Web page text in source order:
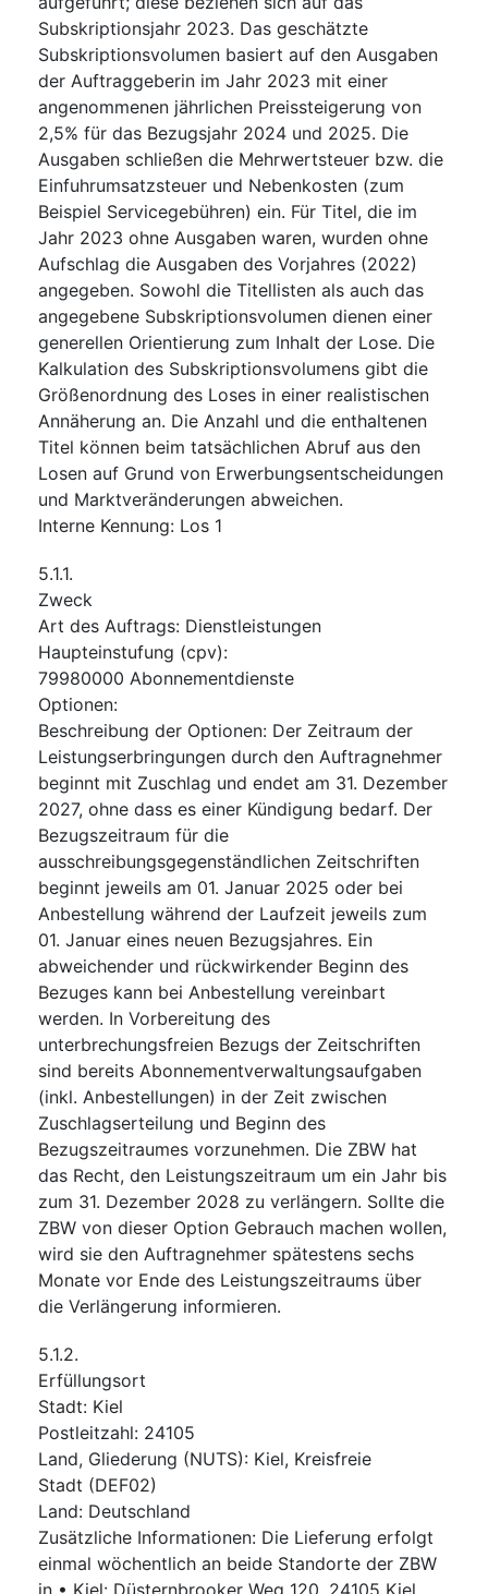
Subskriptionsjahr 2023. Das geschätzte
Subskriptionsvolumen basiert auf den Ausgaben
der Auftraggeberin im Jahr 2023 mit einer
angenommenen jährlichen Preissteigerung von
2,5% für das Bezugsjahr 2024 und 2025. Die
Ausgaben schließen die Mehrwertsteuer bzw. die
Einfuhrumsatzsteuer und Nebenkosten (zum
Beispiel Servicegebühren) ein. Für Titel, die im
Jahr 2023 ohne Ausgaben waren, wurden ohne
Aufschlag die Ausgaben des Vorjahres (2022)
angegeben. Sowohl die Titellisten als auch das
angegebene Subskriptionsvolumen dienen einer
generellen Orientierung zum Inhalt der Lose. Die
Kalkulation des Subskriptionsvolumens gibt die
Größenordnung des Loses in einer realistischen
Annäherung an. Die Anzahl und die enthaltenen
Titel können beim tatsächlichen Abruf aus den
Losen auf Grund von Erwerbungsentscheidungen
und Marktveränderungen abweichen.
Interne Kennung: Los 1
5.1.1.
Zweck
Art des Auftrags: Dienstleistungen
Haupteinstufung (cpv):
79980000 Abonnementdienste
Optionen:
Beschreibung der Optionen: Der Zeitraum der
Leistungserbringungen durch den Auftragnehmer
beginnt mit Zuschlag und endet am 31. Dezember
2027, ohne dass es einer Kündigung bedarf. Der
Bezugszeitraum für die
ausschreibungsgegenständlichen Zeitschriften
beginnt jeweils am 01. Januar 2025 oder bei
Anbestellung während der Laufzeit jeweils zum
01. Januar eines neuen Bezugsjahres. Ein
abweichender und rückwirkender Beginn des
Bezuges kann bei Anbestellung vereinbart
werden. In Vorbereitung des
unterbrechungsfreien Bezugs der Zeitschriften
sind bereits Abonnementverwaltungsaufgaben
(inkl. Anbestellungen) in der Zeit zwischen
Zuschlagserteilung und Beginn des
Bezugszeitraumes vorzunehmen. Die ZBW hat
das Recht, den Leistungszeitraum um ein Jahr bis
zum 31. Dezember 2028 zu verlängern. Sollte die
ZBW von dieser Option Gebrauch machen wollen,
wird sie den Auftragnehmer spätestens sechs
Monate vor Ende des Leistungszeitraums über
die Verlängerung informieren.
5.1.2.
Erfüllungsort
Stadt: Kiel
Postleitzahl: 24105
Land, Gliederung (NUTS): Kiel, Kreisfreie
Stadt (DEF02)
Land: Deutschland
Zusätzliche Informationen: Die Lieferung erfolgt
einmal wöchentlich an beide Standorte der ZBW
in • Kiel: Düsternbrooker Weg 120, 24105 Kiel